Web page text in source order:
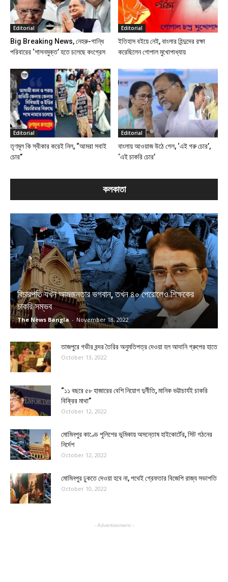
Editorial
Big Breaking News, নেহরু-গান্ধি
পরিবারের ‘শাসনমুক্ত’ হতে চলেছে কংগ্রেস
Editorial
ইতিহাস বইয়ে নেই, বাংলার হিন্দুদের রক্ষা
করেছিলেন গোপাল মুখোপাধ্যায়
Editorial
তৃণমূল কি স্বীকার করেই নিল, “আমরা সবাই
চোর”
Editorial
বাংলায় আওয়াজ উঠে গেল, ‘এই গরু চোর’,
‘এই চাকরি চোর’
কলকাতা
বিচারপতি যখন আমজনতার ভগবান, তখন ৪০ পেরোলেও শিক্ষকের
চাকরি সম্ভব
The News Bangla - November 18, 2022
তাজপুরে গভীর বন্দর তৈরির অনুমতিপত্র দেওয়া হল আদানি গ্রুপের হাতে
October 13, 2022
“১১ বছরে ৫৮ হাজারের বেশি নিয়োগ দুর্নীতি, মানিক ভট্টাচার্যই চাকরি
বিক্রির মাথা”
October 12, 2022
মোমিনপুর কাণ্ডে পুলিশের ভূমিকায় অসন্তোষ হাইকোর্টের, সিট গঠনের
নির্দেশ
October 12, 2022
মোমিনপুর ঢুকতে দেওয়া হবে না, পথেই গ্রেফতার বিজেপি রাজ্য সভাপতি
October 10, 2022
- Advertisement -